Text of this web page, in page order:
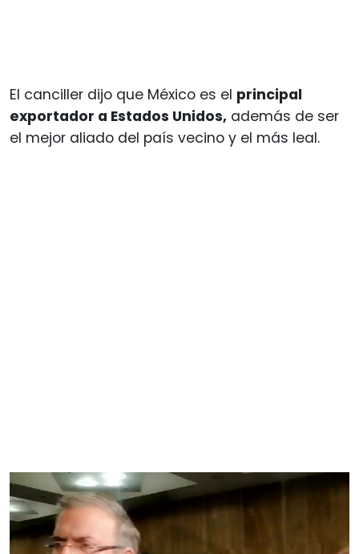
El canciller dijo que México es el principal
exportador a Estados Unidos, además de ser
el mejor aliado del país vecino y el más leal.